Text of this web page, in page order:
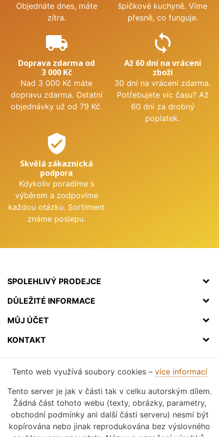
Objednáte dnes, máte
zítra.
špičkové kuchyně. Víme
přesně, co funguje.
local_shipping
Doprava zdarma od
3 000 Kč
Nad 3 000 Kč máte
dopravu zdarma. Ostatní
objednávky už od 79 Kč.
sync
Až 60 dní na vrácení
zboží
30 dní na vrácení zdarma.
Potřebujete víc času? Až
60 dní za drobný
poplatek.
verified_user
Skvělá zákaznická
podpora
Kdykoliv poradíme s
výběrem a zodpovíme
každou otázku. Sortiment
známe poslepu.
SPOLEHLIVÝ PRODEJCE
DŮLEŽITÉ INFORMACE
MŮJ ÚČET
KONTAKT
Tento web využívá soubory cookies – více informací
Tento server je jak v části tak v celku autorským dílem.
Žádná část tohoto webu (texty, obrázky, parametry,
obchodní podmínky ani další části serveru) nesmí být
kopírována nebo jinak reprodukována bez výslovného